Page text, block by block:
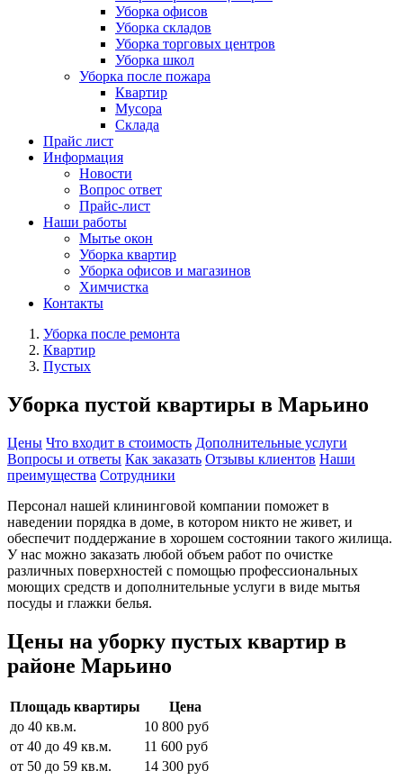
Уборка офисов
Уборка складов
Уборка торговых центров
Уборка школ
Уборка после пожара
Квартир
Мусора
Склада
Прайс лист
Информация
Новости
Вопрос ответ
Прайс-лист
Наши работы
Мытье окон
Уборка квартир
Уборка офисов и магазинов
Химчистка
Контакты
Уборка после ремонта
Квартир
Пустых
Уборка пустой квартиры в Марьино
Цены Что входит в стоимость Дополнительные услуги
Вопросы и ответы Как заказать Отзывы клиентов Наши
преимущества Сотрудники
Персонал нашей клининговой компании поможет в
наведении порядка в доме, в котором никто не живет, и
обеспечит поддержание в хорошем состоянии такого жилища.
У нас можно заказать любой объем работ по очистке
различных поверхностей с помощью профессиональных
моющих средств и дополнительные услуги в виде мытья
посуды и глажки белья.
Цены на уборку пустых квартир в
районе Марьино
Площадь квартиры
Цена
до 40 кв.м.
10 800 руб
от 40 до 49 кв.м.
11 600 руб
от 50 до 59 кв.м.
14 300 руб